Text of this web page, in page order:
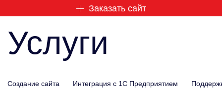
Заказать сайт
Услуги
Создание сайта Интеграция с 1С Предприятием